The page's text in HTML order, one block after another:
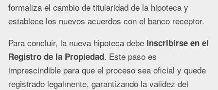
formaliza el cambio de titularidad de la hipoteca y
establece los nuevos acuerdos con el banco receptor.
Para concluir, la nueva hipoteca debe inscribirse en el
Registro de la Propiedad. Este paso es
imprescindible para que el proceso sea oficial y quede
registrado legalmente, garantizando la validez del